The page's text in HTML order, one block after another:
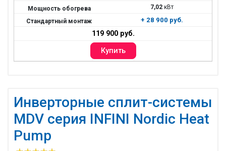
7,02кВт
+ 28 900 руб.
119 900 руб.
Инверторные сплит-системы
MDV серия INFINI Nordic Heat
Pump